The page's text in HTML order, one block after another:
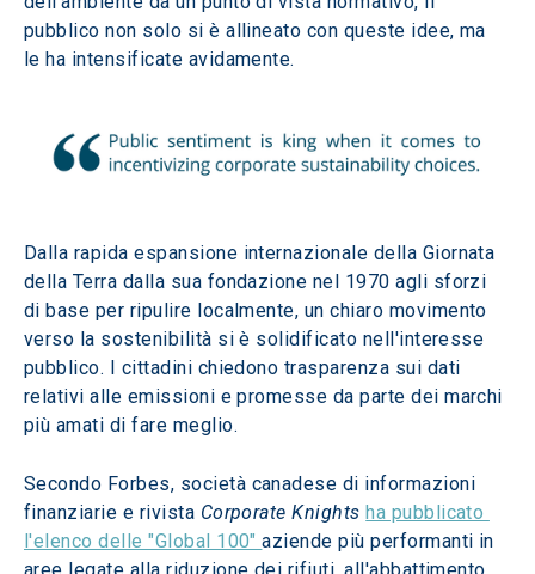
pubblico non solo si è allineato con queste idee, ma
le ha intensificate avidamente.
Dalla rapida espansione internazionale della Giornata
della Terra dalla sua fondazione nel 1970 agli sforzi
di base per ripulire localmente, un chiaro movimento
verso la sostenibilità si è solidificato nell'interesse
pubblico. I cittadini chiedono trasparenza sui dati
relativi alle emissioni e promesse da parte dei marchi
più amati di fare meglio.
Secondo Forbes, società canadese di informazioni
finanziarie e rivista Corporate Knights ha pubblicato
l'elenco delle "Global 100" aziende più performanti in
aree legate alla riduzione dei rifiuti, all'abbattimento